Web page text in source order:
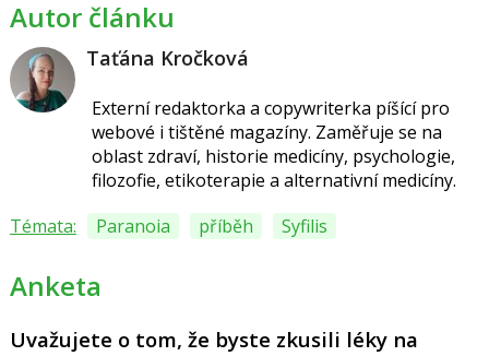
Autor článku
Taťána Kročková
Externí redaktorka a copywriterka píšící pro
webové i tištěné magazíny. Zaměřuje se na
oblast zdraví, historie medicíny, psychologie,
filozofie, etikoterapie a alternativní medicíny.
Témata:
Paranoia příběh Syfilis
Anketa
Uvažujete o tom, že byste zkusili léky na